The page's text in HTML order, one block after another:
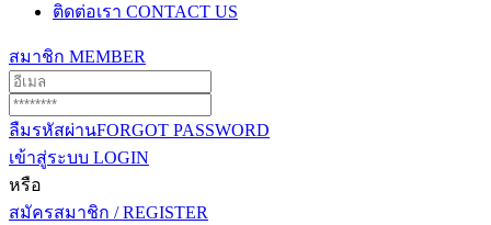
ติดต่อเรา CONTACT US
สมาชิก MEMBER
ลืมรหัสผ่านFORGOT PASSWORD
เข้าสู่ระบบ LOGIN
หรือ
สมัครสมาชิก / REGISTER